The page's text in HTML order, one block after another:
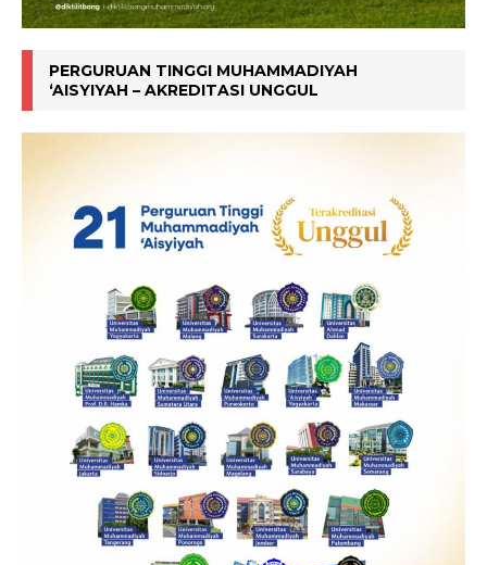
PERGURUAN TINGGI MUHAMMADIYAH
‘AISYIYAH – AKREDITASI UNGGUL